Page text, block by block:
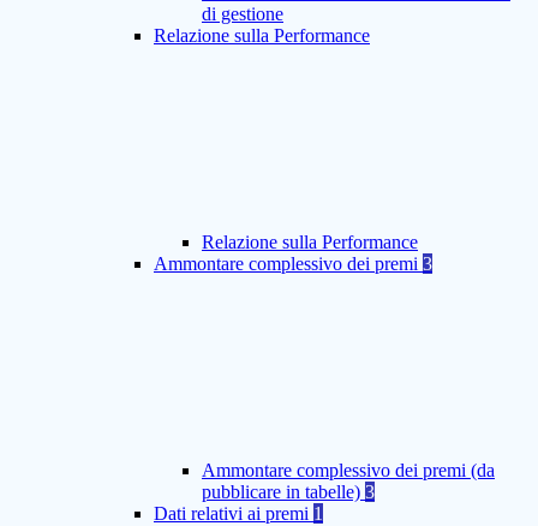
di gestione
Relazione sulla Performance
Relazione sulla Performance
Ammontare complessivo dei premi 3
Ammontare complessivo dei premi (da
pubblicare in tabelle) 3
Dati relativi ai premi 1